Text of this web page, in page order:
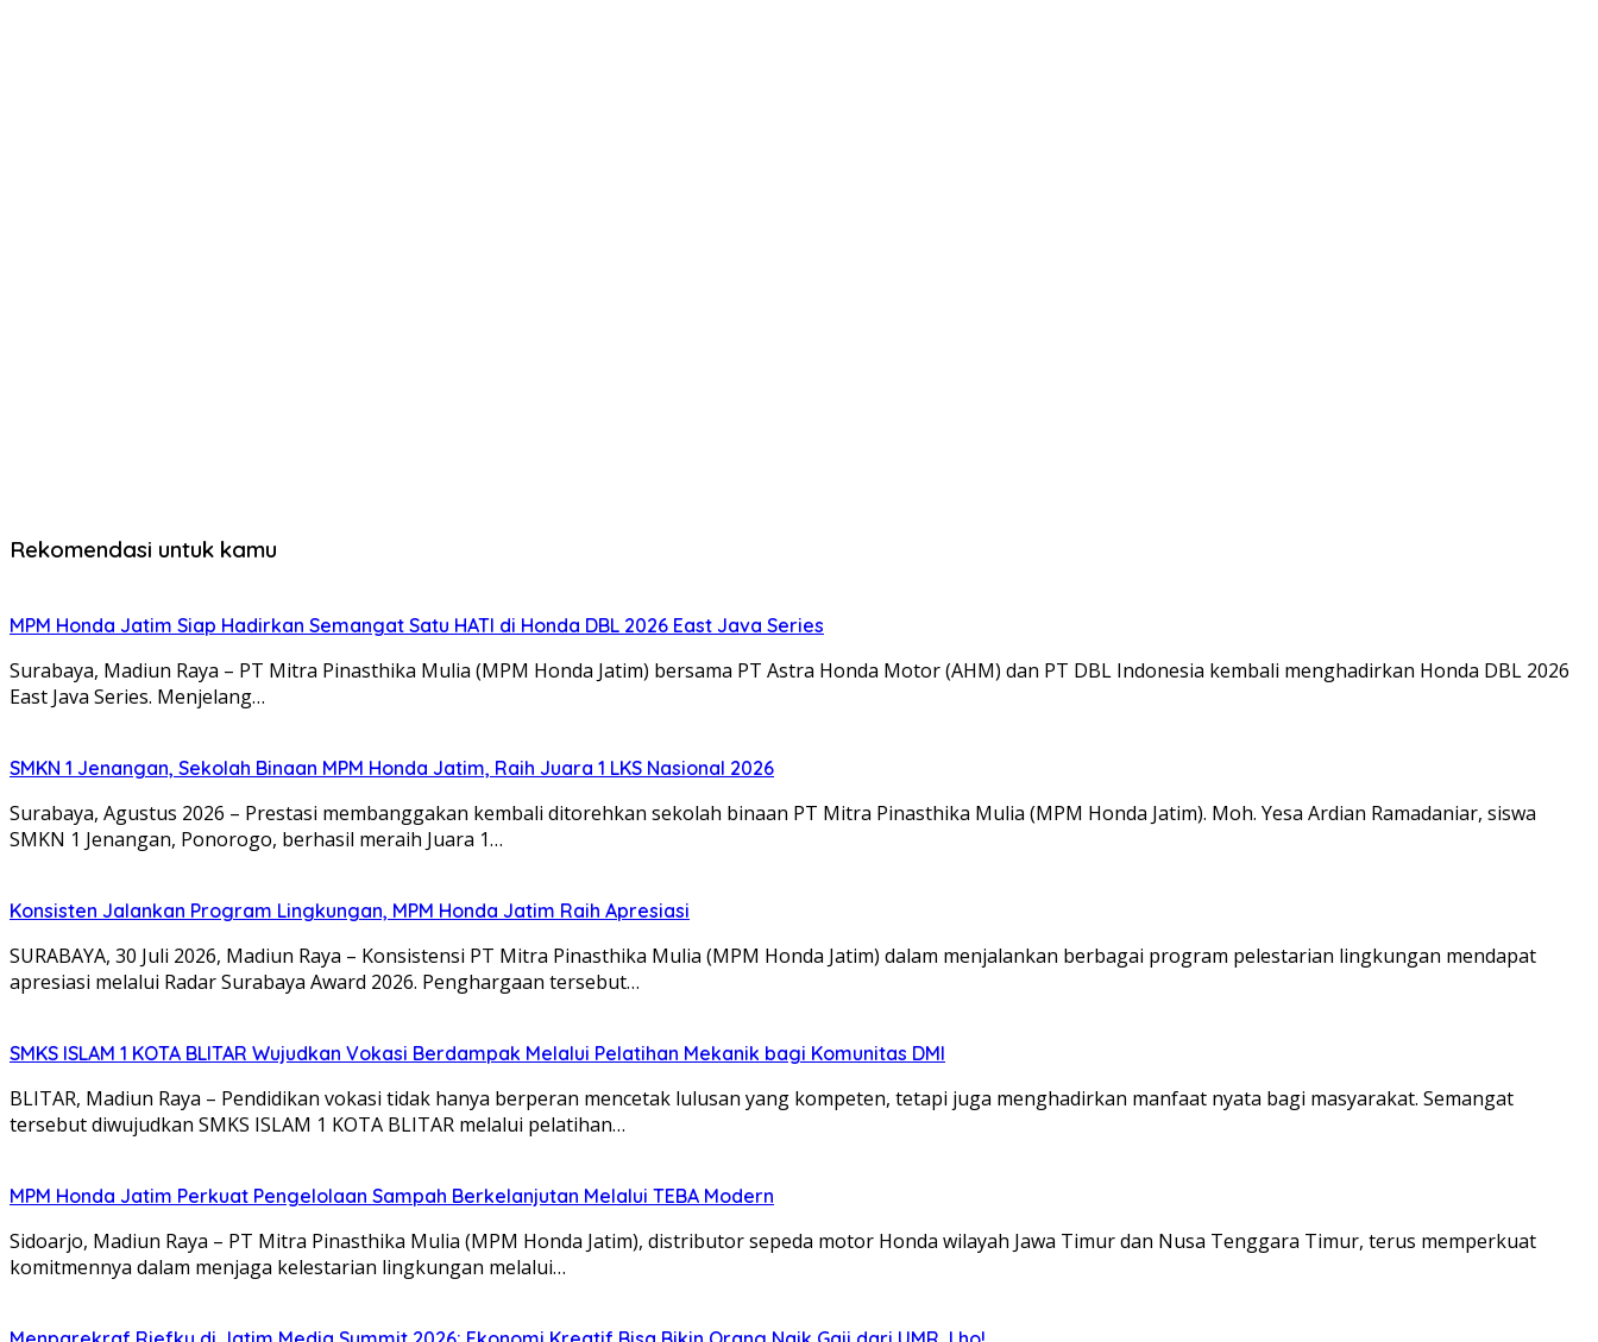
Rekomendasi untuk kamu
MPM Honda Jatim Siap Hadirkan Semangat Satu HATI di Honda DBL 2026 East Java Series
Surabaya, Madiun Raya – PT Mitra Pinasthika Mulia (MPM Honda Jatim) bersama PT Astra Honda Motor (AHM) dan PT DBL Indonesia kembali menghadirkan Honda DBL 2026
East Java Series. Menjelang…
SMKN 1 Jenangan, Sekolah Binaan MPM Honda Jatim, Raih Juara 1 LKS Nasional 2026
Surabaya, Agustus 2026 – Prestasi membanggakan kembali ditorehkan sekolah binaan PT Mitra Pinasthika Mulia (MPM Honda Jatim). Moh. Yesa Ardian Ramadaniar, siswa
SMKN 1 Jenangan, Ponorogo, berhasil meraih Juara 1…
Konsisten Jalankan Program Lingkungan, MPM Honda Jatim Raih Apresiasi
SURABAYA, 30 Juli 2026, Madiun Raya – Konsistensi PT Mitra Pinasthika Mulia (MPM Honda Jatim) dalam menjalankan berbagai program pelestarian lingkungan mendapat
apresiasi melalui Radar Surabaya Award 2026. Penghargaan tersebut…
SMKS ISLAM 1 KOTA BLITAR Wujudkan Vokasi Berdampak Melalui Pelatihan Mekanik bagi Komunitas DMI
BLITAR, Madiun Raya – Pendidikan vokasi tidak hanya berperan mencetak lulusan yang kompeten, tetapi juga menghadirkan manfaat nyata bagi masyarakat. Semangat
tersebut diwujudkan SMKS ISLAM 1 KOTA BLITAR melalui pelatihan…
MPM Honda Jatim Perkuat Pengelolaan Sampah Berkelanjutan Melalui TEBA Modern
Sidoarjo, Madiun Raya – PT Mitra Pinasthika Mulia (MPM Honda Jatim), distributor sepeda motor Honda wilayah Jawa Timur dan Nusa Tenggara Timur, terus memperkuat
komitmennya dalam menjaga kelestarian lingkungan melalui…